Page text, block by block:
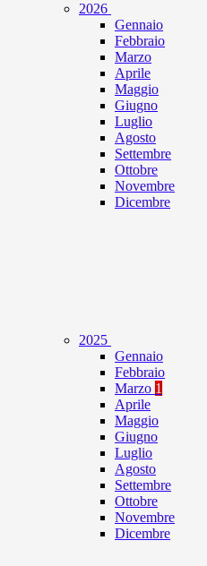
2026
Gennaio
Febbraio
Marzo
Aprile
Maggio
Giugno
Luglio
Agosto
Settembre
Ottobre
Novembre
Dicembre
2025
Gennaio
Febbraio
Marzo 1
Aprile
Maggio
Giugno
Luglio
Agosto
Settembre
Ottobre
Novembre
Dicembre